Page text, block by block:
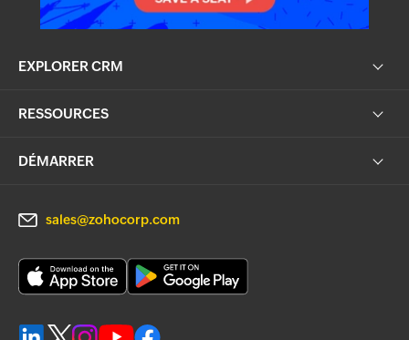
EXPLORER CRM
RESSOURCES
DÉMARRER
sales@zohocorp.com